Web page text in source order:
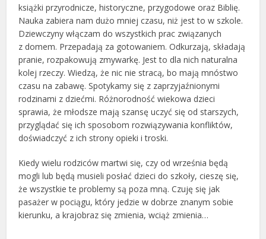
książki przyrodnicze, historyczne, przygodowe oraz Biblię.
Nauka zabiera nam dużo mniej czasu, niż jest to w szkole.
Dziewczyny włączam do wszystkich prac związanych
z domem. Przepadają za gotowaniem. Odkurzają, składają
pranie, rozpakowują zmywarkę. Jest to dla nich naturalna
kolej rzeczy. Wiedzą, że nic nie stracą, bo mają mnóstwo
czasu na zabawę. Spotykamy się z zaprzyjaźnionymi
rodzinami z dziećmi. Różnorodność wiekowa dzieci
sprawia, że młodsze mają szansę uczyć się od starszych,
przyglądać się ich sposobom rozwiązywania konfliktów,
doświadczyć z ich strony opieki i troski.
Kiedy wielu rodziców martwi się, czy od września będą
mogli lub będą musieli posłać dzieci do szkoły, cieszę się,
że wszystkie te problemy są poza mną. Czuję się jak
pasażer w pociągu, który jedzie w dobrze znanym sobie
kierunku, a krajobraz się zmienia, wciąż zmienia…